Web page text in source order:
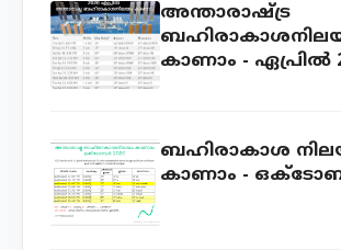
അന്താരാഷ്ട്ര
കാണാം - ഏപ്രില്‍
ബഹിരാകാശ
കാണാം -